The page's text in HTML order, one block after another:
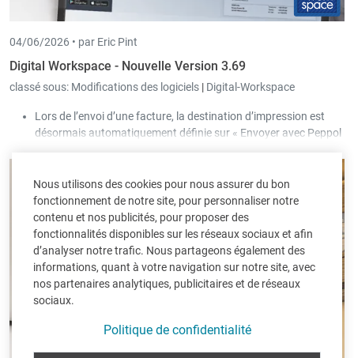
Nous utilisons des cookies pour nous assurer du bon
fonctionnement de notre site, pour personnaliser notre
contenu et nos publicités, pour proposer des
fonctionnalités disponibles sur les réseaux sociaux et afin
d’analyser notre trafic. Nous partageons également des
informations, quant à votre navigation sur notre site, avec
nos partenaires analytiques, publicitaires et de réseaux
sociaux.
Politique de confidentialité
04/06/2026 • par Eric Pint
Digital Workspace - Nouvelle Version 3.69
classé sous: Modifications des logiciels | Digital-Workspace
Lors de l’envoi d’une facture, la destination d’impression est
désormais automatiquement définie sur « Envoyer avec Peppol